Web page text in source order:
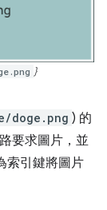
}
doge.png ) 的
要求圖片，並
索引鍵將圖片